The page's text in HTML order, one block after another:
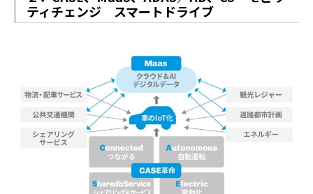
ティチェンジ スマートドライブ